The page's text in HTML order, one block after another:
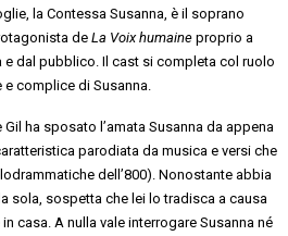
la Contessa Susanna, è il soprano
deLa Voix humaine proprio a
e dal pubblico. Il cast si completa col ruolo
complice di Susanna.
ha sposato l’amata Susanna da appena
parodiata da musica e versi che
dell’800). Nonostante abbia
sola, sospetta che lei lo tradisca a causa
casa. A nulla vale interrogare Susanna né